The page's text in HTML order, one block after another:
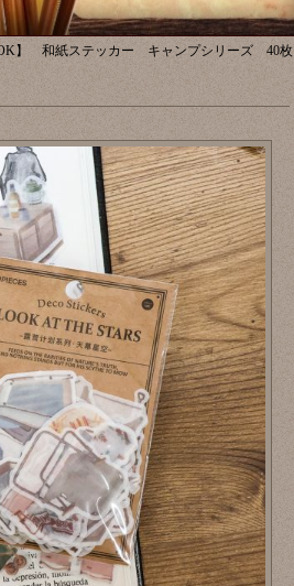
OK】 和紙ステッカー キャンプシリーズ 40枚